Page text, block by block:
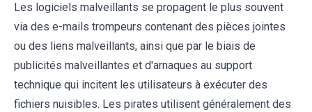
Les logiciels malveillants se propagent le plus souvent
via des e-mails trompeurs contenant des pièces jointes
ou des liens malveillants, ainsi que par le biais de
publicités malveillantes et d'arnaques au support
technique qui incitent les utilisateurs à exécuter des
fichiers nuisibles. Les pirates utilisent généralement des